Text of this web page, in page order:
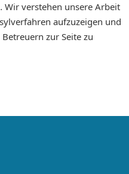
Wir verstehen unsere Arbeit
aufzuzeigen und
zur Seite zu